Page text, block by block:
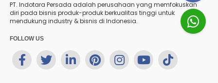
PT. Indotara Persada adalah perusahaan yang memfokuskan
diri pada bisnis produk-produk berkualitas tinggi untuk
mendukung industry & bisnis di Indonesia.
FOLLOW US